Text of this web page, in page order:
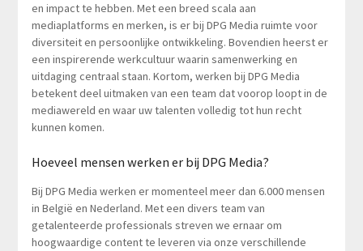
en impact te hebben. Met een breed scala aan
mediaplatforms en merken, is er bij DPG Media ruimte voor
diversiteit en persoonlijke ontwikkeling. Bovendien heerst er
een inspirerende werkcultuur waarin samenwerking en
uitdaging centraal staan. Kortom, werken bij DPG Media
betekent deel uitmaken van een team dat voorop loopt in de
mediawereld en waar uw talenten volledig tot hun recht
kunnen komen.
Hoeveel mensen werken er bij DPG Media?
Bij DPG Media werken er momenteel meer dan 6.000 mensen
in België en Nederland. Met een divers team van
getalenteerde professionals streven we ernaar om
hoogwaardige content te leveren via onze verschillende